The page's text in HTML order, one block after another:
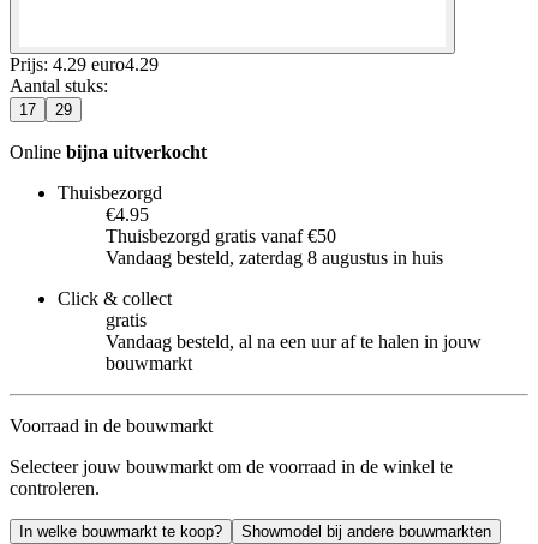
Prijs: 4.29 euro4.29
Aantal stuks:
17 29
Online bijna uitverkocht
Thuisbezorgd
€4.95
Thuisbezorgd gratis vanaf €50
Vandaag besteld, zaterdag 8 augustus in huis
Click & collect
gratis
Vandaag besteld, al na een uur af te halen in jouw
bouwmarkt
Voorraad in de bouwmarkt
Selecteer jouw bouwmarkt om de voorraad in de winkel te
controleren.
In welke bouwmarkt te koop? Showmodel bij andere bouwmarkten